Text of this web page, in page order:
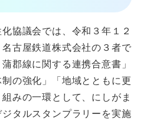
協議会では、令和３年１２
古屋鉄道株式会社の３者で
郡線に関する連携合意書」
の強化」「地域とともに更
みの一環として、にしがま
タルスタンプラリーを実施